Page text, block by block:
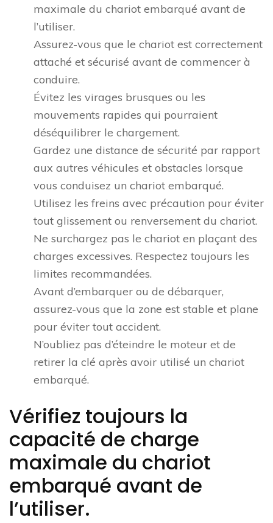
maximale du chariot embarqué avant de
l’utiliser.
Assurez-vous que le chariot est correctement
attaché et sécurisé avant de commencer à
conduire.
Évitez les virages brusques ou les
mouvements rapides qui pourraient
déséquilibrer le chargement.
Gardez une distance de sécurité par rapport
aux autres véhicules et obstacles lorsque
vous conduisez un chariot embarqué.
Utilisez les freins avec précaution pour éviter
tout glissement ou renversement du chariot.
Ne surchargez pas le chariot en plaçant des
charges excessives. Respectez toujours les
limites recommandées.
Avant d’embarquer ou de débarquer,
assurez-vous que la zone est stable et plane
pour éviter tout accident.
N’oubliez pas d’éteindre le moteur et de
retirer la clé après avoir utilisé un chariot
embarqué.
Vérifiez toujours la
capacité de charge
maximale du chariot
embarqué avant de
l’utiliser.